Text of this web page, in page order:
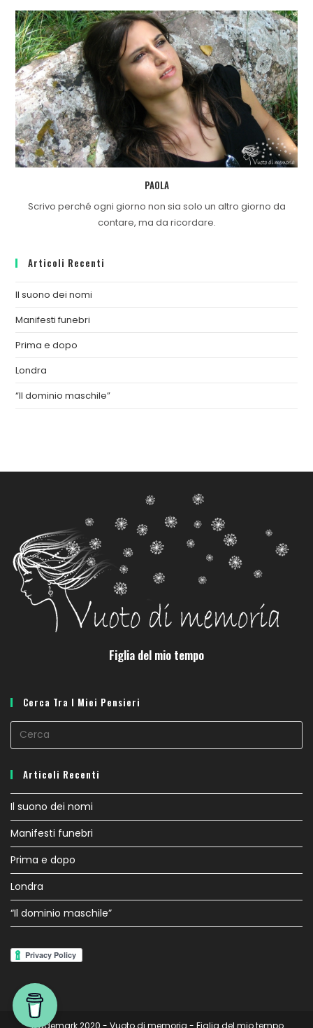
PAOLA
Scrivo perché ogni giorno non sia solo un altro giorno da
contare, ma da ricordare.
Articoli Recenti
Il suono dei nomi
Manifesti funebri
Prima e dopo
Londra
“Il dominio maschile”
Figlia del mio tempo
Cerca Tra I Miei Pensieri
Articoli Recenti
Il suono dei nomi
Manifesti funebri
Prima e dopo
Londra
“Il dominio maschile”
Trademark 2020 - Vuoto di memoria - Figlia del mio tempo